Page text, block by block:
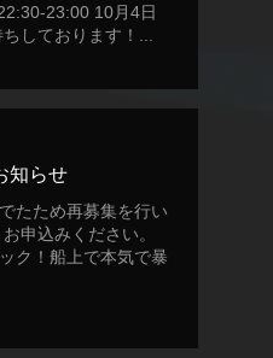
23:00 10月4日
しております！...
知らせ
たため再募集を行い
申込みください。
ク！船上で本気で暴